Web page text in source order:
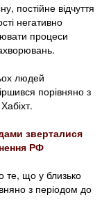
постійне відчуття
негативно
процеси
людей
порівняно з
зверталися
РФ
те, що у близько
з періодом до